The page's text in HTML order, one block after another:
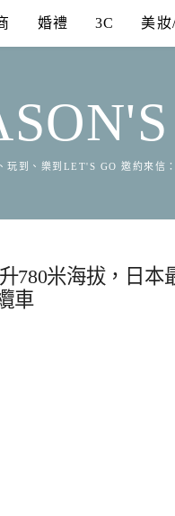
婚禮 3C 美妝
玩到、樂到LET'S GO 邀約來信：
780米海拔，日
車